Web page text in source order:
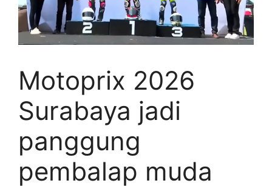
Motoprix 2026
Surabaya jadi
panggung
pembalap muda